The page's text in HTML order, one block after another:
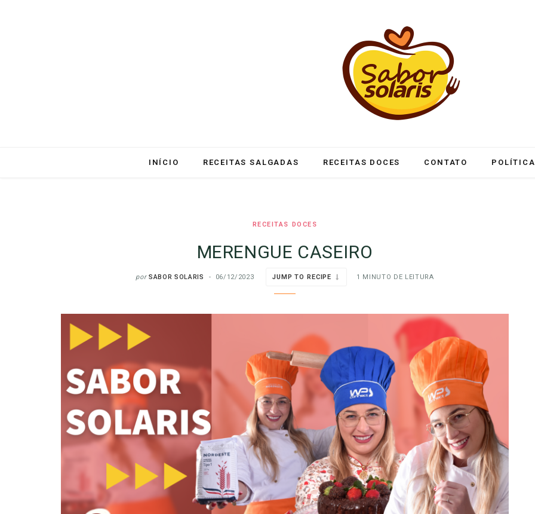
INÍCIO RECEITAS SALGADAS RECEITAS DOCES CONTATO
RECEITAS DOCES
MERENGUE CASEIRO
por SABOR SOLARIS 06/12/2023 JUMP TO RECIPE 1 MINUTO DE LEITURA